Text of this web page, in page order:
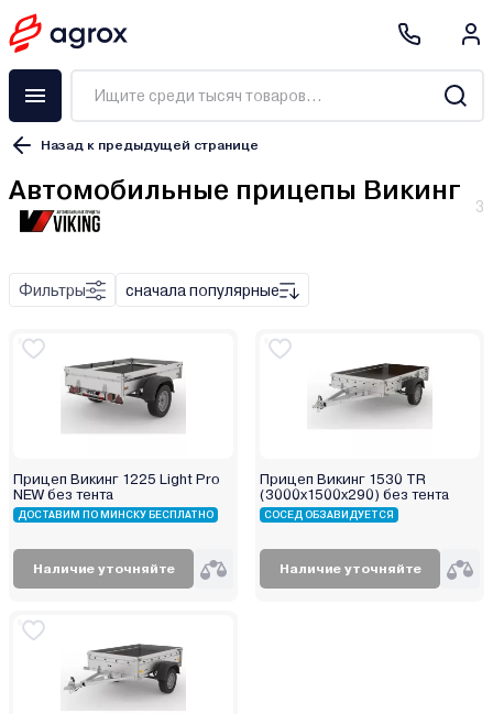
Назад к предыдущей странице
Автомобильные прицепы Викинг
3
Бортовой
Прицеп-лафет
Фильтры
сначала популярные
Прицеп Викинг 1225 Light Pro
NEW без тента
ДОСТАВИМ ПО МИНСКУ БЕСПЛАТНО
Наличие уточняйте
Прицеп Викинг 1530 TR
(3000x1500х290) без тента
СОСЕД ОБЗАВИДУЕТСЯ
Наличие уточняйте